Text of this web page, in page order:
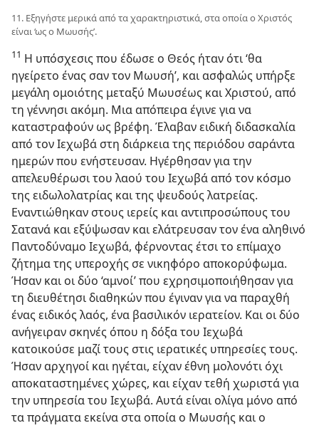
11. Εξηγήστε μερικά από τα χαρακτηριστικά, στα οποία ο Χριστός
είναι ‘ως ο Μωυσής’.
11 Η υπόσχεσις που έδωσε ο Θεός ήταν ότι ‘θα
ηγείρετο ένας σαν τον Μωυσή’, και ασφαλώς υπήρξε
μεγάλη ομοιότης μεταξύ Μωυσέως και Χριστού, από
τη γέννησι ακόμη. Μια απόπειρα έγινε για να
καταστραφούν ως βρέφη. Έλαβαν ειδική διδασκαλία
από τον Ιεχωβά στη διάρκεια της περιόδου σαράντα
ημερών που ενήστευσαν. Ηγέρθησαν για την
απελευθέρωσι του λαού του Ιεχωβά από τον κόσμο
της ειδωλολατρίας και της ψευδούς λατρείας.
Εναντιώθηκαν στους ιερείς και αντιπροσώπους του
Σατανά και εξύψωσαν και ελάτρευσαν τον ένα αληθινό
Παντοδύναμο Ιεχωβά, φέρνοντας έτσι το επίμαχο
ζήτημα της υπεροχής σε νικηφόρο αποκορύφωμα.
Ήσαν και οι δύο ‘αμνοί’ που εχρησιμοποιήθησαν για
τη διευθέτησι διαθηκών που έγιναν για να παραχθή
ένας ειδικός λαός, ένα βασιλικόν ιερατείον. Και οι δύο
ανήγειραν σκηνές όπου η δόξα του Ιεχωβά
κατοικούσε μαζί τους στις ιερατικές υπηρεσίες τους.
Ήσαν αρχηγοί και ηγέται, είχαν έθνη μολονότι όχι
αποκαταστημένες χώρες, και είχαν τεθή χωριστά για
την υπηρεσία του Ιεχωβά. Αυτά είναι ολίγα μόνο από
τα πράγματα εκείνα στα οποία ο Μωυσής και ο